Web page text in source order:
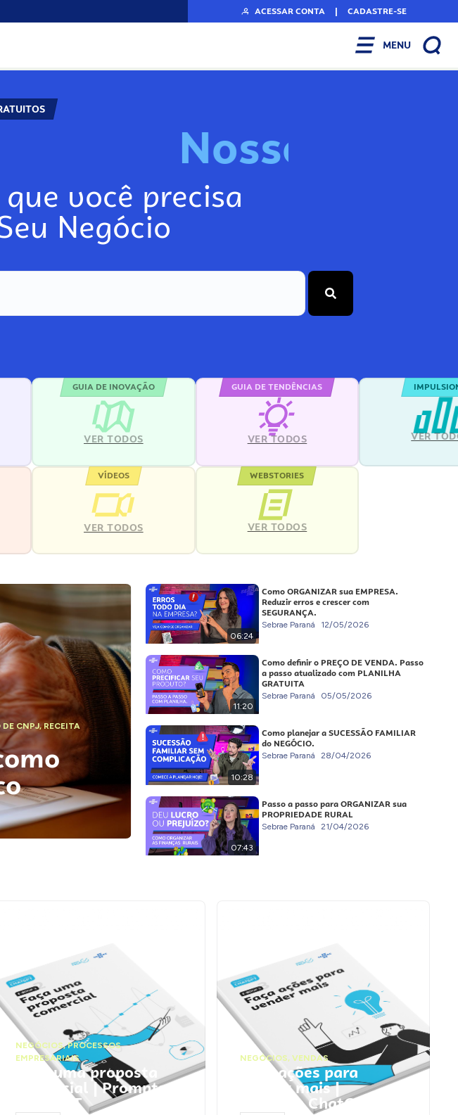
ACESSAR CONTA | CADASTRE-SE
MENU
Nosso
você precisa
Negócio
GUIA DE INOVAÇÃO
VER TODOS
GUIA DE TENDÊNCIAS
VER TODOS VER
VÍDEOS
VER TODOS
WEBSTORIES
VER TODOS
CNPJ,RECEITA
06:24
Como ORGANIZAR sua EMPRESA.
Reduzir erros e crescer com
SEGURANÇA.
Sebrae Paraná 12/05/2026
11:20
Como definir o PREÇO DE VENDA. Passo
a passo atualizado com PLANILHA
GRATUITA
Sebrae Paraná 05/05/2026
10:28
Como planejar a SUCESSÃO FAMILIAR
do NEGÓCIO.
Sebrae Paraná 28/04/2026
07:43
Passo a passo para ORGANIZAR sua
PROPRIEDADE RURAL
Sebrae Paraná 21/04/2026
NEGÓCIOS,PROCESSOS
EMPRESARIAIS
Faça uma proposta
comercial | Prompts
ChatGPT
NEGÓCIOS, VENDAS
Faça ações para
vender mais |
Prompts ChatGPT